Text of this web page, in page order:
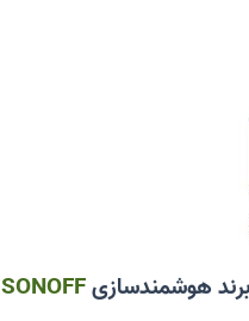
هوشمندسازیSONOFF